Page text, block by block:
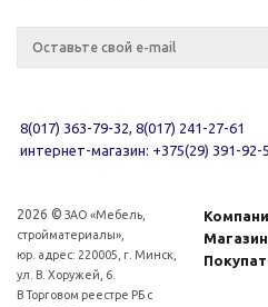
8(017) 363-79-32, 8(017) 241-27-61
интернет-магазин: +375(29) 391-92-
2026 © ЗАО «Мебель,
стройматериалы»,
юр. адрес: 220005, г. Минск,
ул. В. Хоружей, 6.
В Торговом реестре РБ с